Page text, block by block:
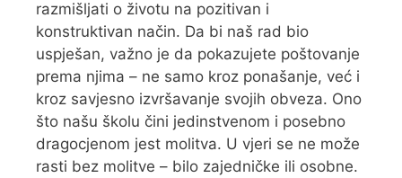
razmišljati o životu na pozitivan i
konstruktivan način. Da bi naš rad bio
uspješan, važno je da pokazujete poštovanje
prema njima – ne samo kroz ponašanje, već i
kroz savjesno izvršavanje svojih obveza. Ono
što našu školu čini jedinstvenom i posebno
dragocjenom jest molitva. U vjeri se ne može
rasti bez molitve – bilo zajedničke ili osobne.